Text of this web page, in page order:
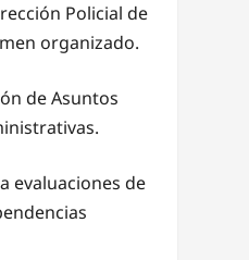
Policial de
organizado.
de Asuntos
evaluaciones de